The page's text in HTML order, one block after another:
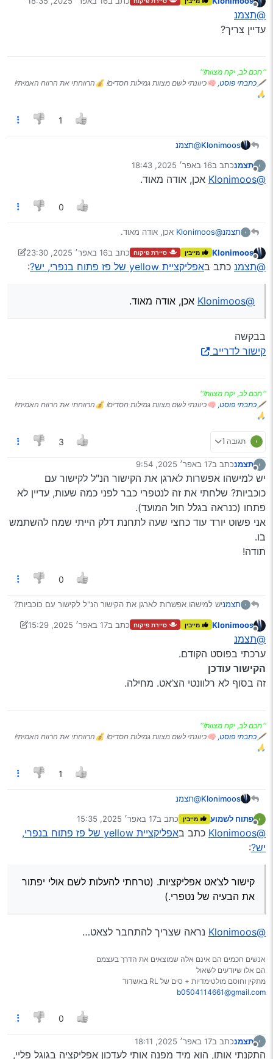
השאלה אם שייך למצוא גרסה נקיה (ישנה יותר או ערוך, לא
תודה!
נערך לאחרונה על ידי
@תצמנ
עדיין צריך?
''חכם לב, יקח מצוות!''
🖋 כתבתי פוסט, 🧠כיוונתי לשם מצוות גמילות חסדים! 💰הרווחתי את הרווח האמיתי!
🙏
1
Klonimoos@תצמנ
תצמנכתב ב16 באפר׳ 2025, 18:43
נערך לאחרונה על ידי
@Klonimoos אכן, אודה מאוד.
0
תצמנ@Klonimoos אכן, אודה מאוד.
Klonimoos מייבין סיירת פיקוח כתב ב16 באפר׳ 2025, 23:30
נערך לאחרונה על ידי Klonimoos
@תצמנ כתב באפליקציית yellow של פז פתוח בנפרי, יש? :
@Klonimoos אכן, אודה מאוד.
בבקשה
קישור לדרייב
''חכם לב, יקח מצוות!''
🖋 כתבתי פוסט, 🧠כיוונתי לשם מצוות גמילות חסדים! 💰הרווחתי את הרווח האמיתי!
🙏
תגובה 1 3
מנותק
תצמנכתב ב17 באפר׳ 2025, 9:54
נערך לאחרונה על ידי
יש למישהו אפשרות לארגן את הקישור הנ"ל לקישור עם
כוכביות? שלחתי את זה לנטפרי כבר לפני כמה שעות, עדיין לא
פתחו (כנראה בגלל חול המועד).
אני פשוט יורד עוד כחצי שעה לתחנת דלק הייתי שמח להשתמש
בו.
תודה!
0
תצמניש למישהו אפשרות לארגן את הקישור הנ"ל לקישור עם כוכביות?
(כנראה בגלל חול המועד).
בו.
מנותק
Klonimoos מייבין סיירת פיקוח כתב ב17 באפר׳ 2025, 15:29
נערך לאחרונה על ידי Klonimoos
@תצמנ
ערכתי בפוסט הקודם.
הקישור עודכן
זה בסוף לא רלוונטי הצ’אט. מחילה.
''חכם לב, יקח מצוות!''
🖋 כתבתי פוסט, 🧠כיוונתי לשם מצוות גמילות חסדים! 💰הרווחתי את הרווח האמיתי!
🙏
1
Klonimoos@תצמנ
הקישור עודכן
זה בסוף לא רלוונטי הצ’אט. מחילה.
פתוח לשמוע מייבין כתב ב17 באפר׳ 2025, 15:35
נערך לאחרונה על ידי
@Klonimoos כתב ב
אפליקציית yellow של פז פתוח בנפרי,
יש?:
קישור לצ’אט אפליקציות. (טרחתי להעלות לשם אולי יפתור
את הבעיה של נטפרי.)
@Klonimoos נראה שצריך להתחבר לצאט…
אנשים חכמים הם אינם אלה שמוצאים את הדרך בעצמם
הם אלו שיודעים לשאול
מתקין וחוסם מולטימדיות + סים של RL באשדוד
b0504114661@gmail.com
0
מנותק
תצמנכתב ב17 באפר׳ 2025, 18:11
נערך לאחרונה על ידי
התקנתי אותו, הוא מיד מפנה אותי לעדכון אפליקציה בגוגל פליי,